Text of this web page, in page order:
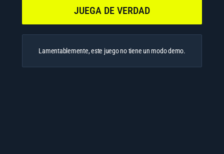
JUEGA DE VERDAD
Lamentablemente, este juego no tiene un modo demo.